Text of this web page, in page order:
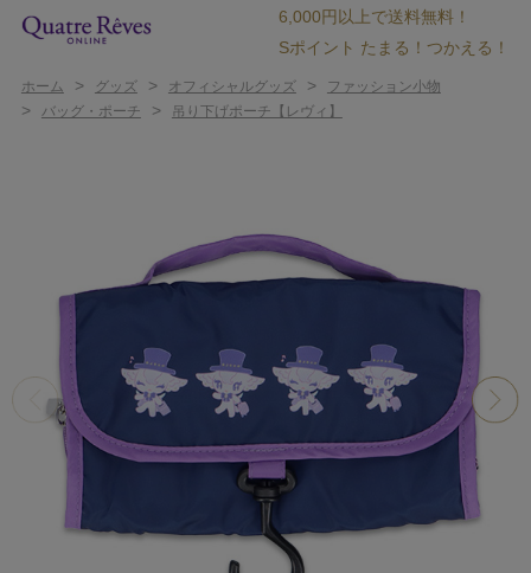
6,000円以上で送料無料！
Sポイント たまる！つかえる！
ホーム > グッズ > オフィシャルグッズ > ファッション小物
> バッグ・ポーチ > 吊り下げポーチ【レヴィ】